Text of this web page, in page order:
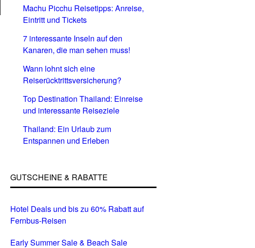
Machu Picchu Reisetipps: Anreise,
Eintritt und Tickets
7 interessante Inseln auf den
Kanaren, die man sehen muss!
Wann lohnt sich eine
Reiserücktrittsversicherung?
Top Destination Thailand: Einreise
und interessante Reiseziele
Thailand: Ein Urlaub zum
Entspannen und Erleben
GUTSCHEINE & RABATTE
Hotel Deals und bis zu 60% Rabatt auf
Fernbus-Reisen
Early Summer Sale & Beach Sale